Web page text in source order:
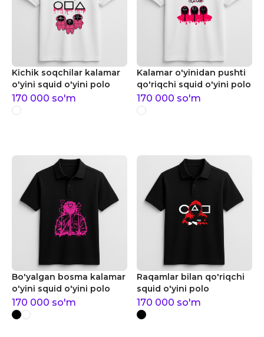
Kichik soqchilar kalamar
o'yini squid o'yini polo
170 000 so'm
Kalamar o'yinidan pushti
qo'riqchi squid o'yini polo
170 000 so'm
Bo'yalgan bosma kalamar
o'yini squid o'yini polo
170 000 so'm
Raqamlar bilan qo'riqchi
squid o'yini polo
170 000 so'm